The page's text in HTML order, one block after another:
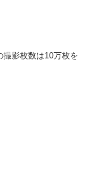
撮影枚数は10万枚を